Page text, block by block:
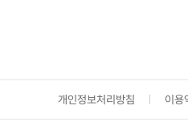
개인정보처리방침 이용